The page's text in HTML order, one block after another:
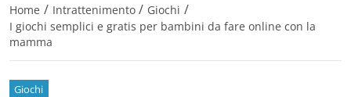
Home / Intrattenimento / Giochi /
I giochi semplici e gratis per bambini da fare online con la
mamma
Giochi